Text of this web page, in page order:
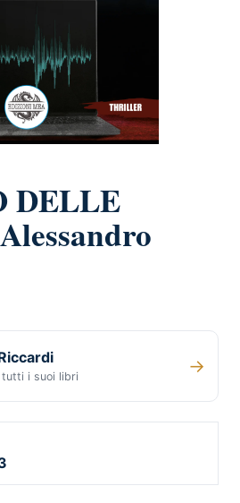
DELLE
tutti i suoi libri →